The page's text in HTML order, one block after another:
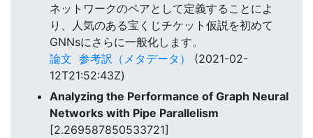
ネットワークのペアとして定義することによ
り、人気のある宝くじチケット仮説を初めて
GNNsにさらに一般化します。
論文 参考訳（メタデータ）
(2021-02-
12T21:52:43Z)
Analyzing the Performance of Graph Neural
Networks with Pipe Parallelism
[2.269587850533721]